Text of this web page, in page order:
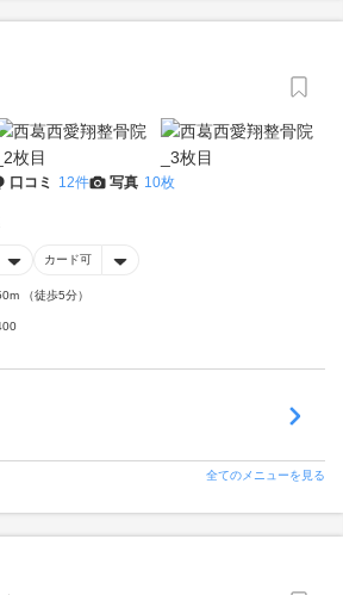
口コミ 12件 写真 10枚
カード可
（徒歩5分）
全てのメニューを見る